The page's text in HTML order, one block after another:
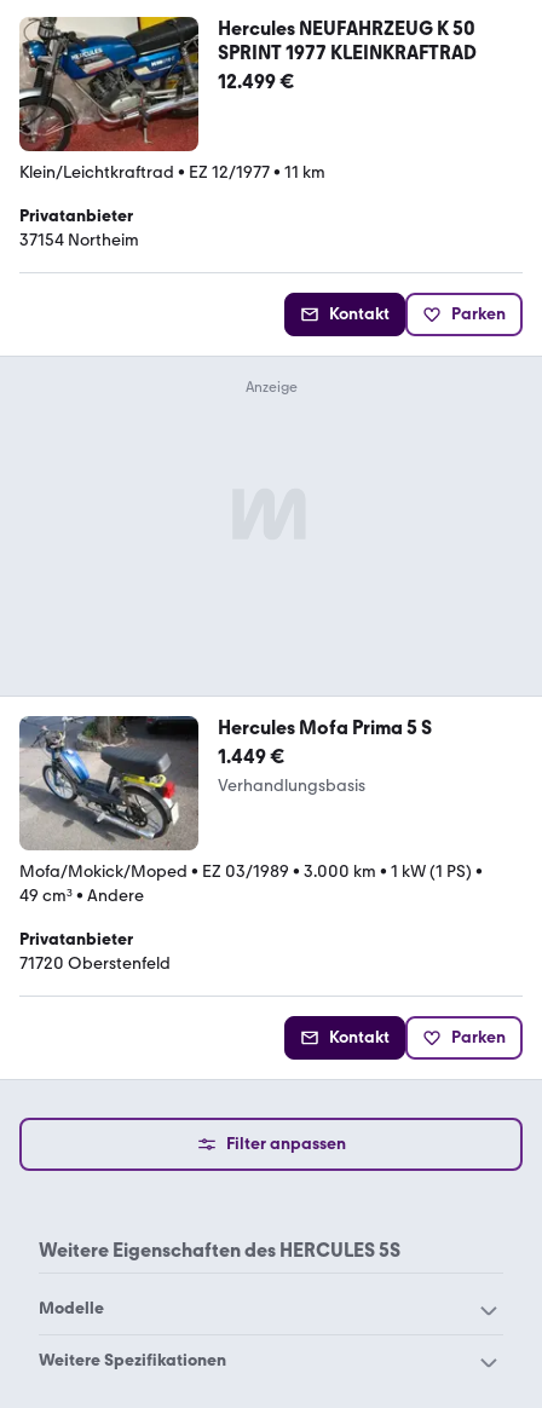
Hercules NEUFAHRZEUG K 50
SPRINT 1977 KLEINKRAFTRAD
12.499 €
Klein/Leichtkraftrad • EZ 12/1977• 11 km
Privatanbieter
37154 Northeim
Kontakt Parken
Hercules Mofa Prima 5 S
1.449 €
Verhandlungsbasis
Mofa/Mokick/Moped • EZ 03/1989 • 3.000 km • 1 kW (1 PS) •
49 cm³• Andere
Privatanbieter
71720 Oberstenfeld
Kontakt Parken
Filter anpassen
Weitere Eigenschaften des HERCULES 5S
Modelle
Hercules K50
Weitere Spezifikationen